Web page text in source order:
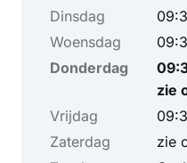
Dinsdag
Woensdag
Donderdag
zie
Vrijdag
Zaterdag
zie